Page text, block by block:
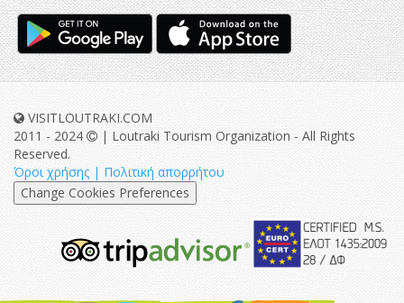
VISITLOUTRAKI.COM
2011 - 2024
| Loutraki Tourism Organization - All Rights
Reserved.
Όροι χρήσης | Πολιτική απορρήτου
Change Cookies Preferences
tripadvisor-
213.png
eurocert-
logo.png